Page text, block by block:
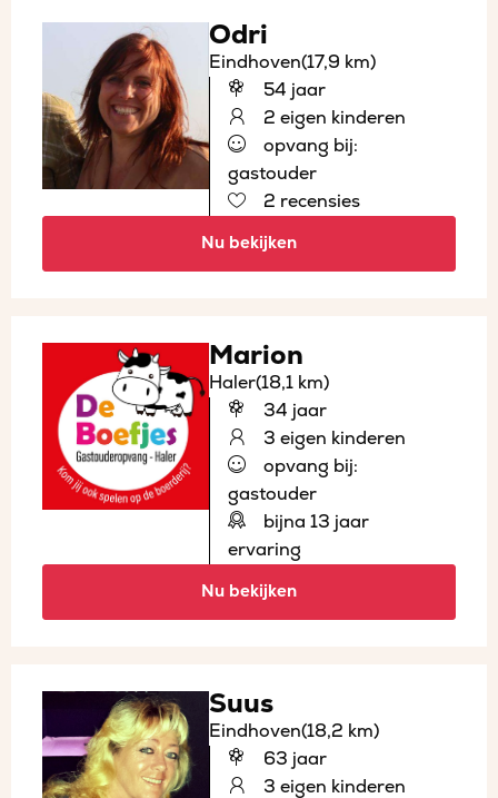
Odri
Eindhoven(17,9 km)
54 jaar
2 eigen kinderen
opvang bij:
gastouder
2 recensies
Nu bekijken
Marion
Haler(18,1 km)
34 jaar
3 eigen kinderen
opvang bij:
gastouder
bijna 13 jaar
ervaring
Nu bekijken
Suus
Eindhoven(18,2 km)
63 jaar
3 eigen kinderen